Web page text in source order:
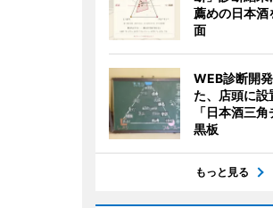
薦めの日本酒
面
WEB診断開
た、店頭に設
「日本酒三
黒板
もっと見る